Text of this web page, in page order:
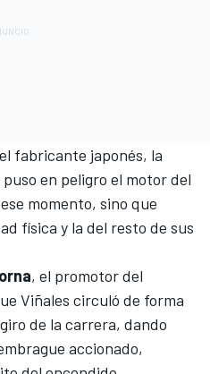
fabricante japonés, la
en peligro el motor del
momento, sino que
física y la del resto de sus
, el promotor del
Viñales circuló de forma
de la carrera, dando
accionado,